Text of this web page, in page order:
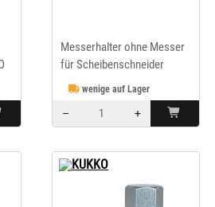
Messerhalter ohne Messer
für Scheibenschneider
KUKKOwenige auf Lager
–
+